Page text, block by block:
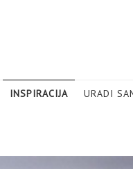
INSPIRACIJA URADI